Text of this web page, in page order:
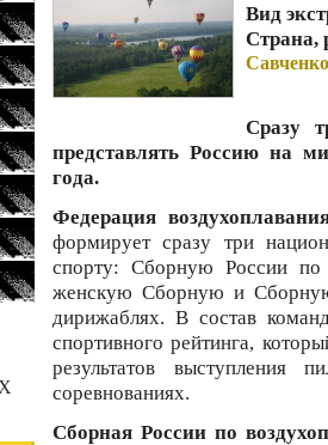
Вид
Страна,
Сразу
представлять Россию на
года.
Федерация
формирует сразу три
спорту: Сборную России по
женскую Сборную и
дирижаблях. В состав
спортивного рейтинга,
результатов выступления
соревнованиях.
Сборная России по